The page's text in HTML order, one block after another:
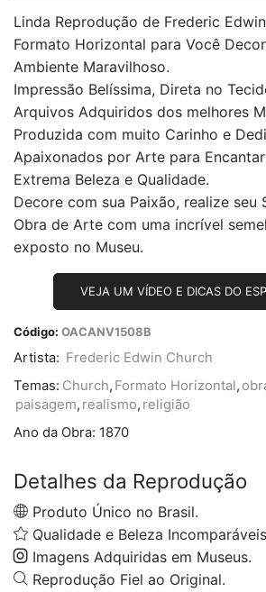
Linda Reprodução de Frederic
Formato Horizontal para Você
Ambiente Maravilhoso.
Impressão Belíssima, Direta no
Arquivos Adquiridos dos melhores
Produzida com muito Carinho e
Apaixonados por Arte para
Extrema Beleza e Qualidade.
Decore com sua Paixão, realize seu
Obra de Arte com uma incrível
exposto no Museu.
VEJA UM VÍDEO E DICAS DO
Código: OACANV1508B
Artista: Frederic Edwin Church
Temas: Church, Formato Horizontal ,
paisagem, realismo, religião
Ano da Obra: 1870
Detalhes da Reprodução
Produto Único no Brasil.
Qualidade e Beleza
Imagens Adquiridas em Museus.
Reprodução Fiel ao Original.